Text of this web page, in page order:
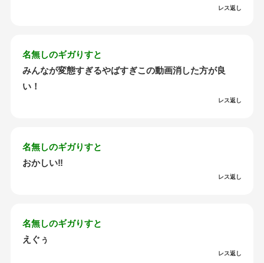
レス返し
名無しのギガりすと
みんなが変態すぎるやばすぎこの動画消した方が良
い！
レス返し
名無しのギガりすと
おかしい‼️
レス返し
名無しのギガりすと
えぐぅ
レス返し